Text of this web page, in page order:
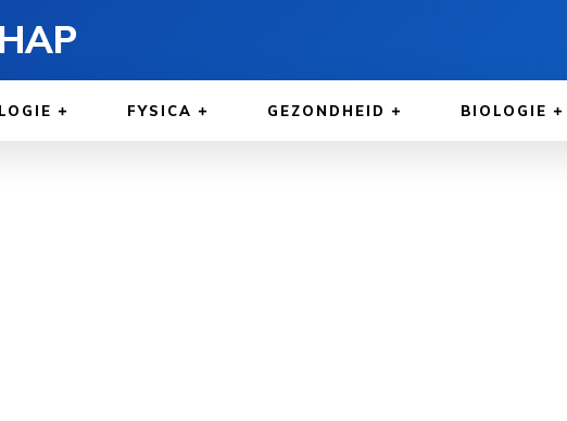
FYSICA GEZONDHEID BIOLOGIE